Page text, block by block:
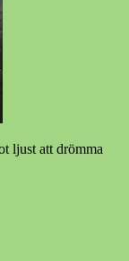
ljust att drömma